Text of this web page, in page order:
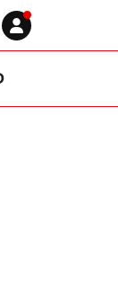
Iniciar
sesión